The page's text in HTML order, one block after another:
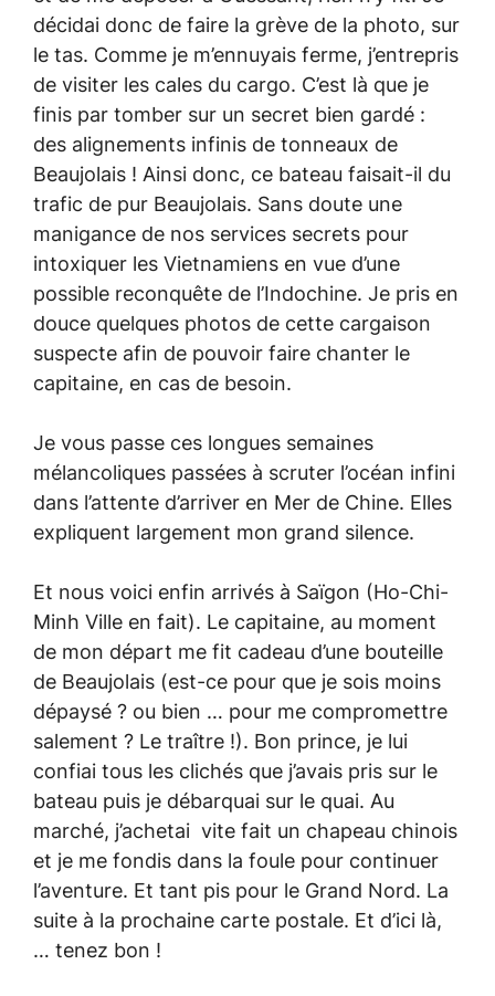
décidai donc de faire la grève de la photo, sur
le tas. Comme je m’ennuyais ferme, j’entrepris
de visiter les cales du cargo. C’est là que je
finis par tomber sur un secret bien gardé :
des alignements infinis de tonneaux de
Beaujolais ! Ainsi donc, ce bateau faisait-il du
trafic de pur Beaujolais. Sans doute une
manigance de nos services secrets pour
intoxiquer les Vietnamiens en vue d’une
possible reconquête de l’Indochine. Je pris en
douce quelques photos de cette cargaison
suspecte afin de pouvoir faire chanter le
capitaine, en cas de besoin.
Je vous passe ces longues semaines
mélancoliques passées à scruter l’océan infini
dans l’attente d’arriver en Mer de Chine. Elles
expliquent largement mon grand silence.
Et nous voici enfin arrivés à Saïgon (Ho-Chi-
Minh Ville en fait). Le capitaine, au moment
de mon départ me fit cadeau d’une bouteille
de Beaujolais (est-ce pour que je sois moins
dépaysé ? ou bien … pour me compromettre
salement ? Le traître !). Bon prince, je lui
confiai tous les clichés que j’avais pris sur le
bateau puis je débarquai sur le quai. Au
marché, j’achetai vite fait un chapeau chinois
et je me fondis dans la foule pour continuer
l’aventure. Et tant pis pour le Grand Nord. La
suite à la prochaine carte postale. Et d’ici là,
… tenez bon !